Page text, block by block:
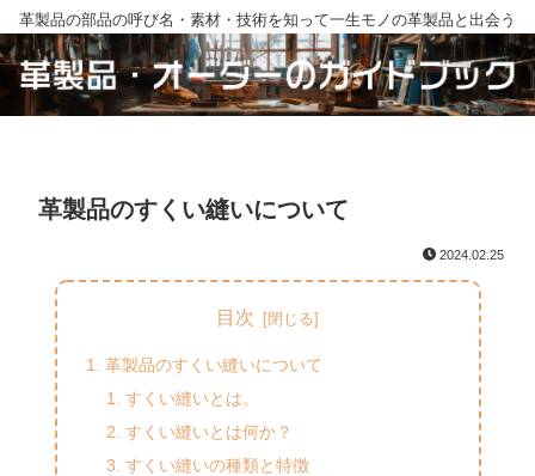
革製品の部品の呼び名・素材・技術を知って一生モノの革製品と出会う
革製品のすくい縫いについて
2024.02.25
目次
革製品のすくい縫いについて
すくい縫いとは。
すくい縫いとは何か？
すくい縫いの種類と特徴